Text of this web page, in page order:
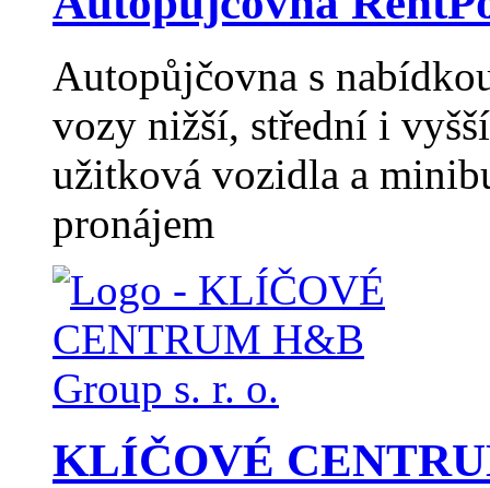
Autopůjčovna s
vozy nižší, střední i
užitková vozidla a
pronájem
KLÍČOVÉ